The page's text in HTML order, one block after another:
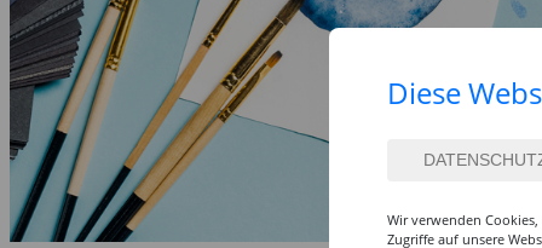
Diese
Wir verwenden
Zugriffe auf unsere